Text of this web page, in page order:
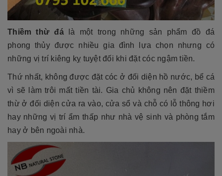
Thiềm thừ đálà một trong những sản phẩm đồ đá
phong thủy được nhiều gia đình lựa chọn nhưng có
những vị trí kiêng kỵ tuyệt đối khi đặt cóc ngậm tiền.
Thứ nhất, không được đặt cóc ở đối diện hồ nước, bể cá
vì sẽ làm trôi mất tiền tài. Gia chủ không nên đặt thiềm
thừ ở đối diện cửa ra vào, cửa sổ và chỗ có lỗ thông hơi
hay những vị trí ẩm thấp như nhà vệ sinh và phòng tắm
hay ở bên ngoài nhà.